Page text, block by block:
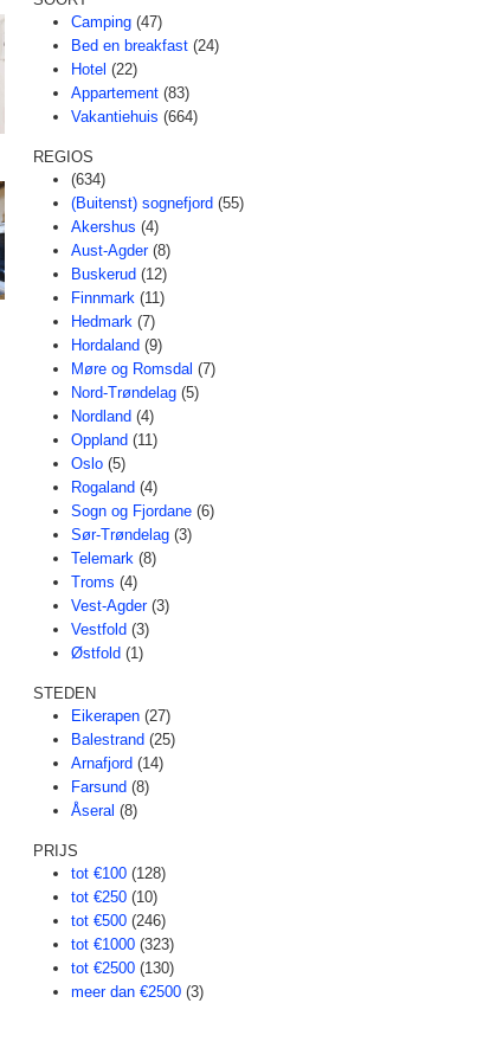
Camping (47)
Bed en breakfast (24)
Hotel (22)
Appartement (83)
Vakantiehuis (664)
REGIOS
(634)
(Buitenst) sognefjord (55)
Akershus (4)
Aust-Agder (8)
Buskerud (12)
Finnmark (11)
Hedmark (7)
Hordaland (9)
Møre og Romsdal (7)
Nord-Trøndelag (5)
Nordland (4)
Oppland (11)
Oslo (5)
Rogaland (4)
Sogn og Fjordane (6)
Sør-Trøndelag (3)
Telemark (8)
Troms (4)
Vest-Agder (3)
Vestfold (3)
Østfold (1)
STEDEN
Eikerapen (27)
Balestrand (25)
Arnafjord (14)
Farsund (8)
Åseral (8)
PRIJS
tot €100 (128)
tot €250 (10)
tot €500 (246)
tot €1000 (323)
tot €2500 (130)
meer dan €2500 (3)